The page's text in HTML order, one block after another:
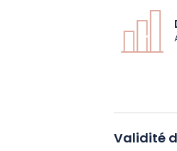
Venez
entre
Validité